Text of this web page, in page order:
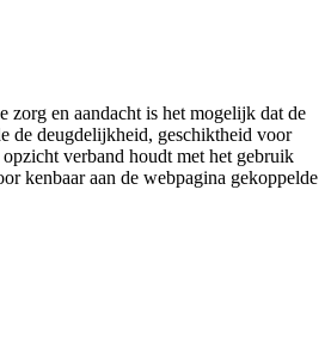
zorg en aandacht is het mogelijk dat de
de deugdelijkheid, geschiktheid voor
verband houdt met het gebruik
kenbaar aan de webpagina gekoppelde